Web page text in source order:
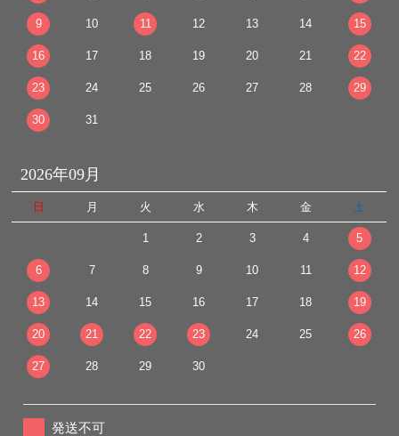
9 10 11 12 13 14 15
16 17 18 19 20 21 22
23 24 25 26 27 28 29
30 31
2026年09月
日 月 火 水 木 金 土
1 2 3 4 5
6 7 8 9 10 11 12
13 14 15 16 17 18 19
20 21 22 23 24 25 26
27 28 29 30
発送不可